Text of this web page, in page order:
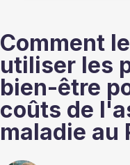
Comment
utiliser les
bien-être
coûts de
maladie au